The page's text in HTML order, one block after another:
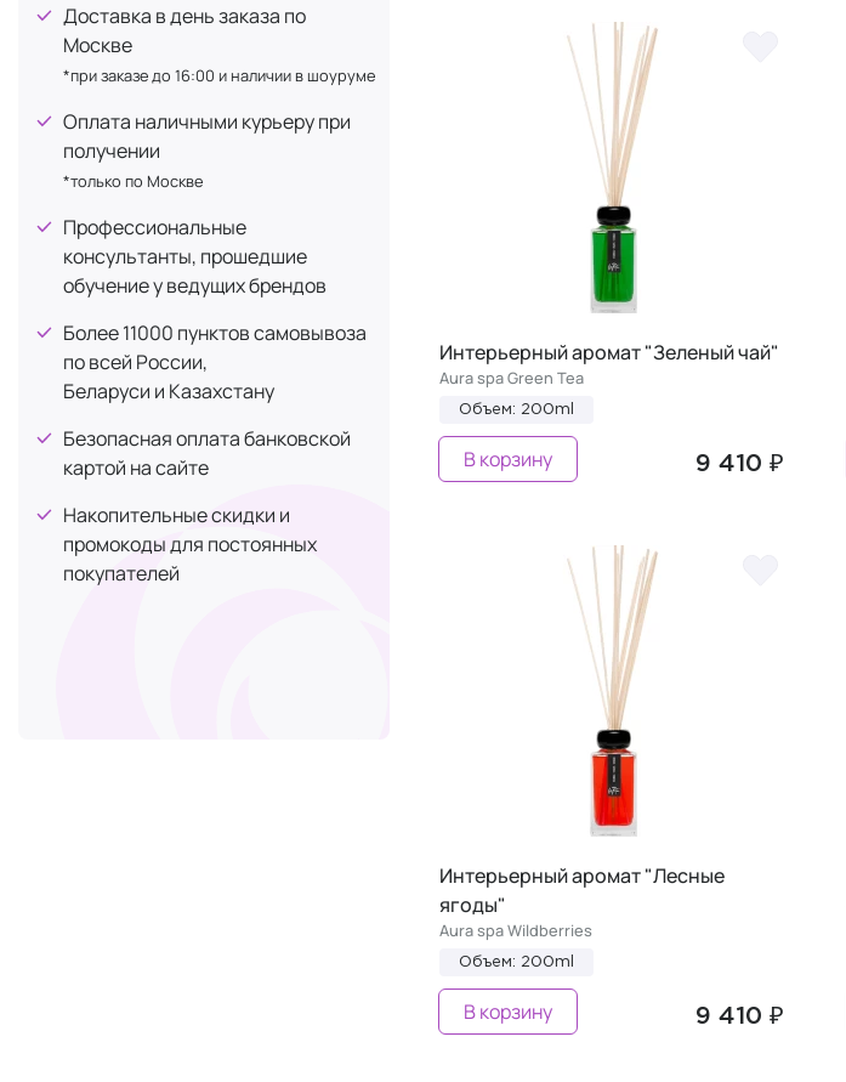
Доставка в день заказа по
Москве
*при заказе до 16:00 и наличии в шоуруме
Оплата наличными курьеру при
получении
*только по Москве
Профессиональные
консультанты, прошедшие
обучение у ведущих брендов
Более 11000 пунктов самовывоза
по всей России,
Беларуси и Казахстану
Безопасная оплата банковской
картой на сайте
Накопительные скидки и
промокоды для постоянных
покупателей
Интерьерный аромат "Зеленый чай"
Aura spa Green Tea
Объем: 200ml
9 410 ₽
В корзину
Интерьерный аромат "Лесные
ягоды"
Aura spa Wildberries
Объем: 200ml
9 410 ₽
В корзину